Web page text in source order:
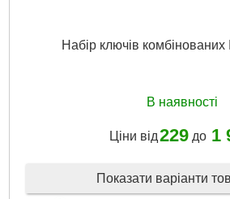
Набір ключів
В наявності
Ціни від229до 1
Показати варіанти